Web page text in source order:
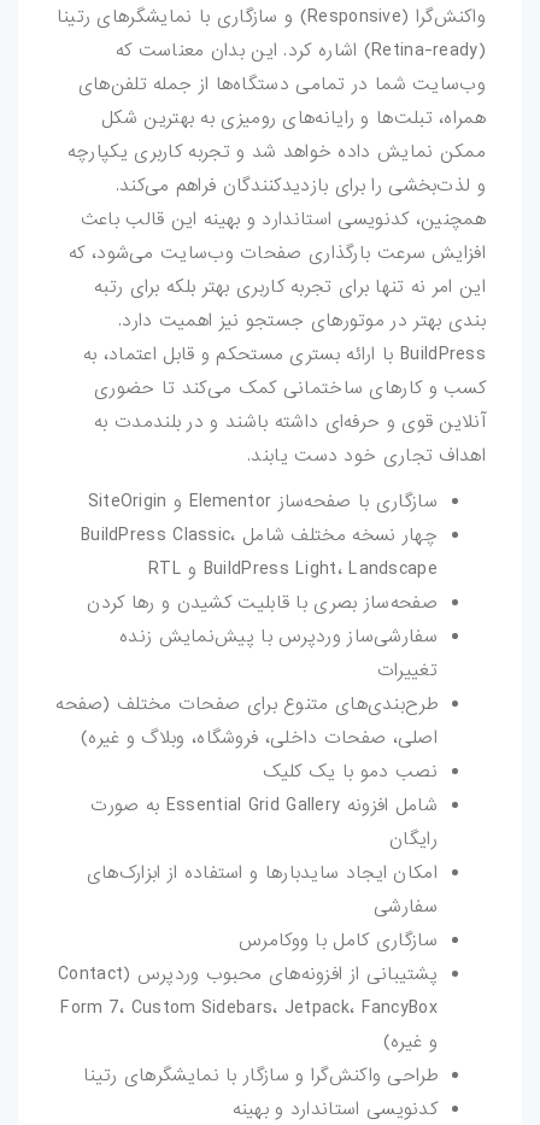
واکنش‌گرا (Responsive) و سازگاری با نمایشگرهای رتینا
(Retina-ready) اشاره کرد. این بدان معناست که
وب‌سایت شما در تمامی دستگاه‌ها از جمله تلفن‌های
همراه، تبلت‌ها و رایانه‌های رومیزی به بهترین شکل
ممکن نمایش داده خواهد شد و تجربه کاربری یکپارچه
و لذت‌بخشی را برای بازدیدکنندگان فراهم می‌کند.
همچنین، کدنویسی استاندارد و بهینه این قالب باعث
افزایش سرعت بارگذاری صفحات وب‌سایت می‌شود، که
این امر نه تنها برای تجربه کاربری بهتر بلکه برای رتبه
بندی بهتر در موتورهای جستجو نیز اهمیت دارد.
BuildPress با ارائه بستری مستحکم و قابل اعتماد، به
کسب و کارهای ساختمانی کمک می‌کند تا حضوری
آنلاین قوی و حرفه‌ای داشته باشند و در بلندمدت به
اهداف تجاری خود دست یابند.
سازگاری با صفحه‌ساز Elementor و SiteOrigin
چهار نسخه مختلف شامل BuildPress Classic،
BuildPress Light، Landscape و RTL
صفحه‌ساز بصری با قابلیت کشیدن و رها کردن
سفارشی‌ساز وردپرس با پیش‌نمایش زنده
تغییرات
طرح‌بندی‌های متنوع برای صفحات مختلف (صفحه
اصلی، صفحات داخلی، فروشگاه، وبلاگ و غیره)
نصب دمو با یک کلیک
شامل افزونه Essential Grid Gallery به صورت
رایگان
امکان ایجاد سایدبارها و استفاده از ابزارک‌های
سفارشی
سازگاری کامل با ووکامرس
پشتیبانی از افزونه‌های محبوب وردپرس (Contact
Form 7، Custom Sidebars، Jetpack، FancyBox
و غیره)
طراحی واکنش‌گرا و سازگار با نمایشگرهای رتینا
کدنویسی استاندارد و بهینه